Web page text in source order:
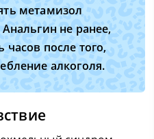
метамизол
не ранее,
часов после того,
алкоголя.